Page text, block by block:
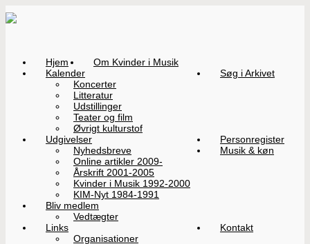
Hjem
Om Kvinder i Musik
Kalender
Koncerter
Litteratur
Udstillinger
Teater og film
Øvrigt kulturstof
Søg i Arkivet
Udgivelser
Nyhedsbreve
Online artikler 2009-
Årskrift 2001-2005
Kvinder i Musik 1992-2000
KIM-Nyt 1984-1991
Personregister
Musik & køn
Bliv medlem
Vedtægter
Links
Organisationer
Kontakt